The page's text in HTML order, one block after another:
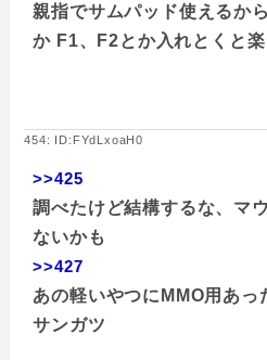
親指でサムパッド使えるか
か F1、F2とか入れとくと楽
454: ID:FYdLxoaH0
>>425
調べたけど結構するな、マ
ないかも
>>427
あの軽いやつにMMO用あっ
サンガツ